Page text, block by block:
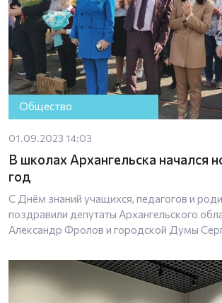
Общество
01.09.2023 14:03
В школах Архангельска начался
год
С Днём знаний учащихся, педагогов и
поздравили депутаты Архангельского
Александр Фролов и городской Думы